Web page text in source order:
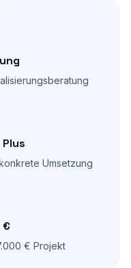
Umsetzung
€
€ Projekt